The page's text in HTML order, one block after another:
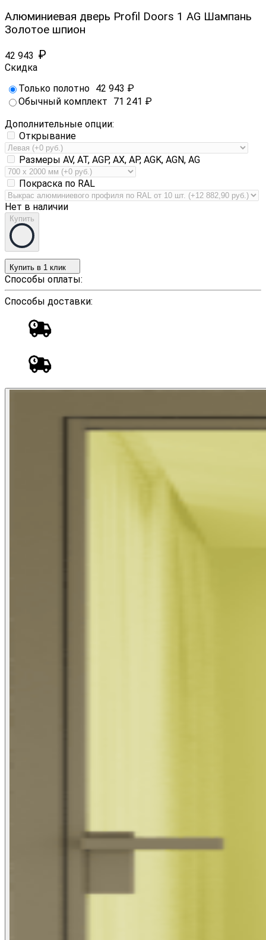
Алюминиевая дверь Profil Doors 1 AG Шампань
Золотое шпион
42 943 ₽
Скидка
Только полотно 42 943 ₽
Обычный комплект
71 241 ₽
Дополнительные опции:
Открывание
Размеры AV, AT, AGP, AX, AP, AGK, AGN, AG
Покраска по RAL
Нет в наличии
Купить
Купить в 1 клик
Способы оплаты:
Способы доставки: